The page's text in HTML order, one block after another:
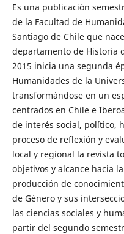
Es una publicación
de la Facultad de
Santiago de Chile que
departamento de Historia
2015 inicia una segunda
Humanidades de la
transformándose en un
centrados en Chile e
de interés social, político,
proceso de reflexión y
local y regional la revista
objetivos y alcance hacia
producción de
de Género y sus
las ciencias sociales y
partir del segundo